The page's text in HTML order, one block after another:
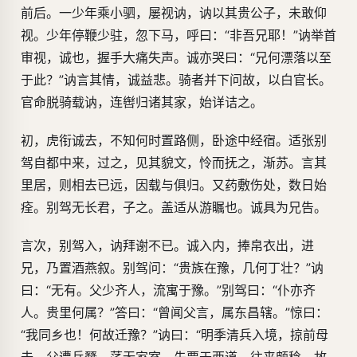
前后。一少年乘小驷，屡视讷，讷以其贵公子，未敢仰
视。少年停鞭少驻，忽下马，呼曰：“非吾兄耶！”讷举首
审视，诚也，握手大痛失声。诚亦哭曰：“兄何漂落以至
于此？”讷言其情，诚益悲。骑者并下问故，以白官长。
官命脱骑载讷，连辔归诸其家，始详诘之。
初，虎衔诚去，不知何时置路侧，卧途中经宿。适张别
驾自都中来，过之，见其貌文，怜而抚之，渐苏。言其
里居，则相去已远，因载与俱归。又药敷伤处，数日始
痊。别驾无长君，子之。盖适从游瞩也。诚具为兄告。
言次，别驾入，讷拜谢不已。诚入内，捧帛衣出，进
兄，乃置酒燕叙。别驾问：“贵族在豫，几何丁壮？”讷
曰：“无有。父少齐人，流寓于豫。”别驾曰：“仆亦齐
人。贵里何属？”答曰：“曾闻父言，属东昌辖。”惊曰：
“我同乡也！何故迁豫？”讷曰：“明季清兵入境，掠前母